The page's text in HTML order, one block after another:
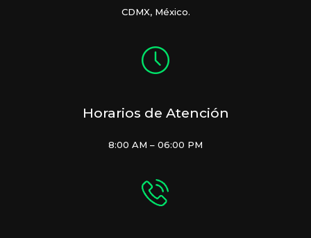
CDMX, México.
Horarios de Atención
8:00 AM – 06:00 PM